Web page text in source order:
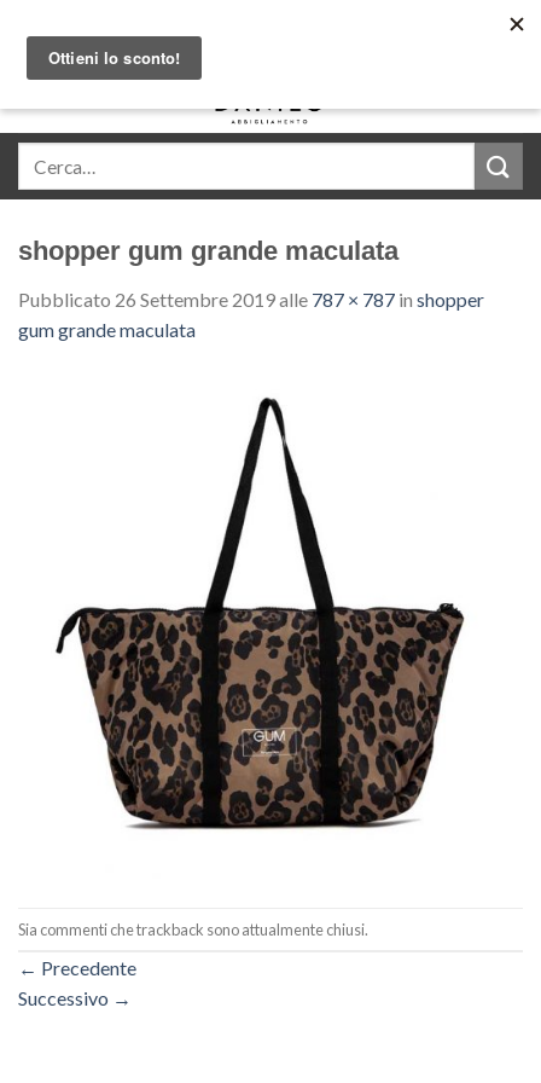
content
shopper gum grande maculata
Pubblicato 26 Settembre 2019alle 787 × 787 in shopper
gum grande maculata
Sia commenti che trackback sono attualmente chiusi.
← Precedente
Successivo →